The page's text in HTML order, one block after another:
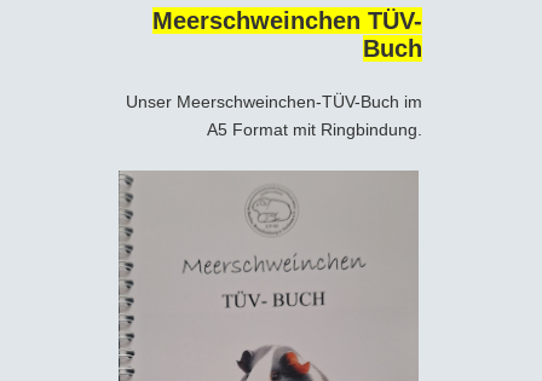
Meerschweinchen TÜV-
Buch
Unser Meerschweinchen-TÜV-Buch im
A5 Format mit Ringbindung.